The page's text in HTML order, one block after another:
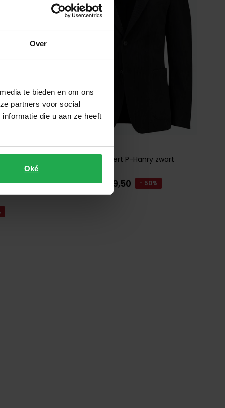
Over
te bieden en om ons
partners voor social
die u aan ze heeft
Oké
Hugo Boss
BOSS Black colbert P-Hanry zwart
€ 399,00 € 199,50 - 50%